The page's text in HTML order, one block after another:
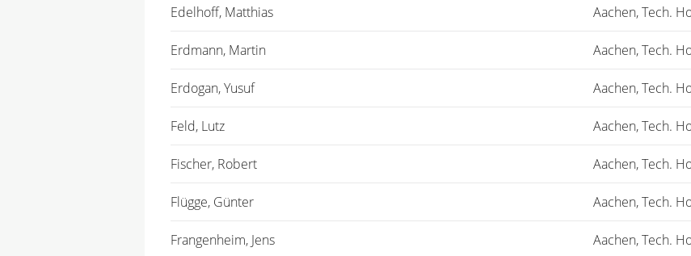
Edelhoff, Matthias Aachen, Tech.
Erdmann, Martin Aachen, Tech.
Erdogan, Yusuf Aachen, Tech.
Feld, Lutz Aachen, Tech.
Fischer, Robert Aachen, Tech.
Flügge, Günter Aachen, Tech.
Frangenheim, Jens Aachen, Tech.